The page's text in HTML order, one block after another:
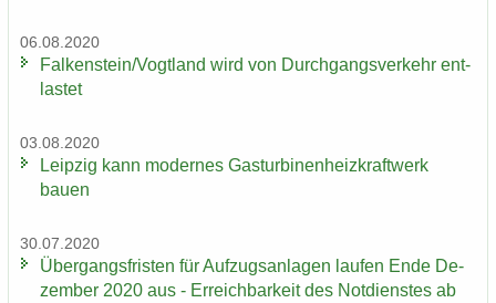
06.08.2020
Fal­ken­stein/Vogt­land wird von Durch­gangs­ver­kehr ent­
las­tet
03.08.2020
Leip­zig kann mo­der­nes Gas­tur­bi­nen­heiz­kraft­werk
bauen
30.07.2020
Über­gangs­fris­ten für Auf­zugs­an­la­gen lau­fen Ende De­
zem­ber 2020 aus - Er­reich­bar­keit des Not­diens­tes ab